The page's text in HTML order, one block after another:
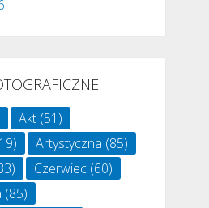
Akt(51)
Artystyczna (85)
Czerwiec(60)
(85)